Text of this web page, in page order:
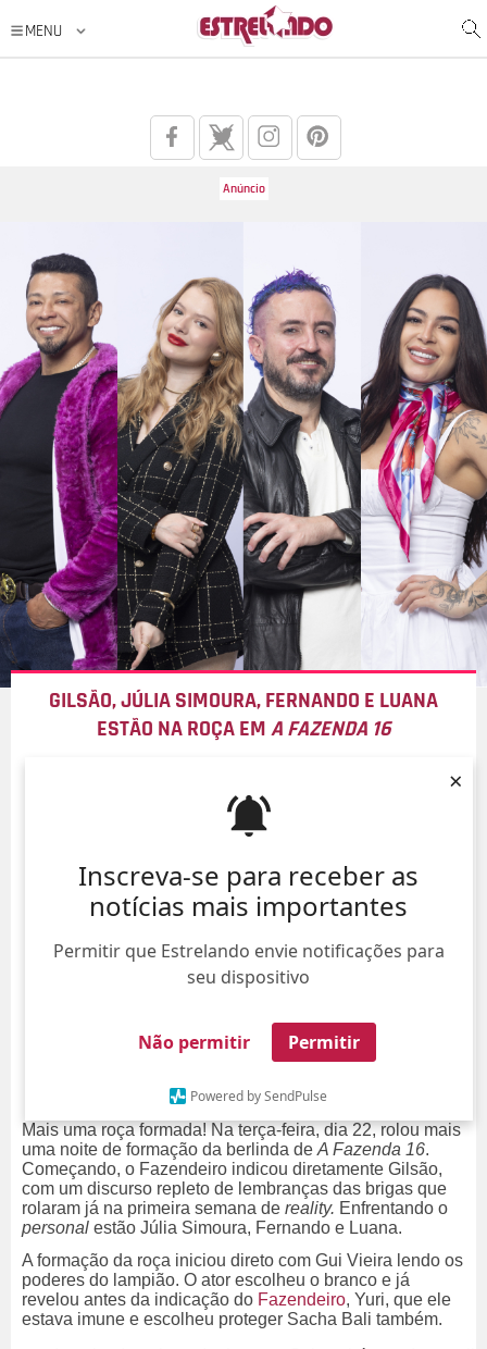
Inscreva-se para receber as
notícias mais importantes
Permitir que Estrelando envie notificações para
seu dispositivo
Não permitir Permitir
Powered by SendPulse
×
GILSÃO, JÚLIA SIMOURA, FERNANDO E LUANA
ESTÃO NA ROÇA EMA FAZENDA 16
Mais uma roça formada! Na terça-feira, dia 22, rolou mais
uma noite de formação da berlinda de A Fazenda 16.
Começando, o Fazendeiro indicou diretamente Gilsão,
com um discurso repleto de lembranças das brigas que
rolaram já na primeira semana de reality. Enfrentando o
personal estão Júlia Simoura, Fernando e Luana.
A formação da roça iniciou direto com Gui Vieira lendo os
poderes do lampião. O ator escolheu o branco e já
revelou antes da indicação do Fazendeiro, Yuri, que ele
estava imune e escolheu proteger Sacha Bali também.